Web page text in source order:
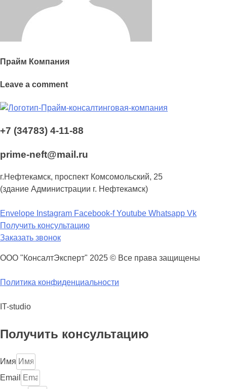
Прайм Компания
Leave a comment
+7 (34783) 4-11-88
prime-neft@mail.ru
г.Нефтекамск, проспект Комсомольский, 25
(здание Администрации г. Нефтекамск)
Envelope Instagram Facebook-f Youtube Whatsapp Vk
Получить консультацию
Заказать звонок
ООО "КонсалтЭксперт" 2025 © Все права защищены
Политика конфиденциальности
IT-studio
Получить консультацию
Имя
Email